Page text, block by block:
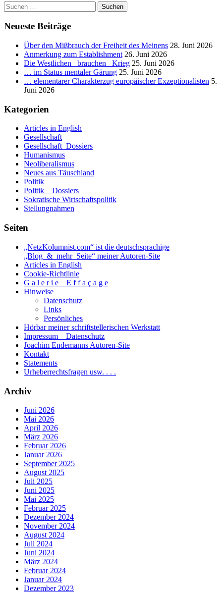
Suchen
nach:
Neueste Beiträge
Über den Mißbrauch der Freiheit des Meinens 28. Juni 2026
Anmerkung zum Establishment 26. Juni 2026
Die Westlichen _brauchen_ Krieg 25. Juni 2026
… im Status mentaler Gärung 25. Juni 2026
… elementarer Charakterzug europäischer Exzeptionalisten 5.
Juni 2026
Kategorien
Articles in English
Gesellschaft
Gesellschaft_Dossiers
Humanismus
Neoliberalismus
Neues aus Täuschland
Politik
Politik _ Dossiers
Sokratische Wirtschaftspolitik
Stellungnahmen
Seiten
„NetzKolumnist.com“ ist die deutschsprachige
„Blog_&_mehr_Seite“ meiner Autoren-Site
Articles in English
Cookie-Richtlinie
G a l e r i e _ E f f a ç a g e
Hinweise
Datenschutz
Links
Persönliches
Hörbar meiner schriftstellerischen Werkstatt
Impressum _ Datenschutz
Joachim Endemanns Autoren-Site
Kontakt
Statements
Urheberrechtsfragen usw. . . .
Archiv
Juni 2026
Mai 2026
April 2026
März 2026
Februar 2026
Januar 2026
September 2025
August 2025
Juli 2025
Juni 2025
Mai 2025
Februar 2025
Dezember 2024
November 2024
August 2024
Juli 2024
Juni 2024
März 2024
Februar 2024
Januar 2024
Dezember 2023